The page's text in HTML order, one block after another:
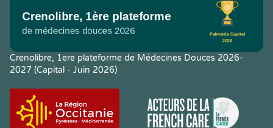
Crenolibre, 1ere plateforme de Médecines Douces 2026-
2027 (Capital - Juin 2026)